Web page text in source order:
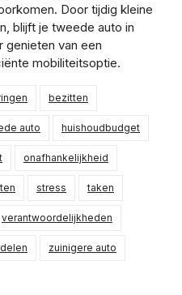
Door tijdig kleine
blijft je tweede auto in
genieten van een
mobiliteitsoptie.
bezitten
auto huishoudbudget
onafhankelijkheid
stress taken
verantwoordelijkheden
zuinigere auto